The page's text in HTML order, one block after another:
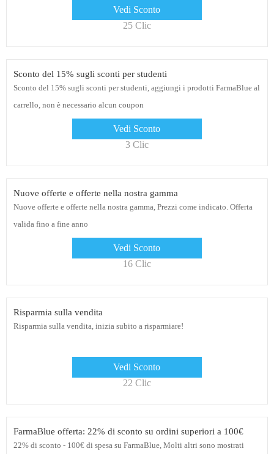
Vedi Sconto
25 Clic
Sconto del 15% sugli sconti per studenti
Sconto del 15% sugli sconti per studenti, aggiungi i prodotti FarmaBlue al
carrello, non è necessario alcun coupon
Vedi Sconto
3 Clic
Nuove offerte e offerte nella nostra gamma
Nuove offerte e offerte nella nostra gamma, Prezzi come indicato. Offerta
valida fino a fine anno
Vedi Sconto
16 Clic
Risparmia sulla vendita
Risparmia sulla vendita, inizia subito a risparmiare!
Vedi Sconto
22 Clic
FarmaBlue offerta: 22% di sconto su ordini superiori a 100€
22% di sconto - 100€ di spesa su FarmaBlue, Molti altri sono mostrati